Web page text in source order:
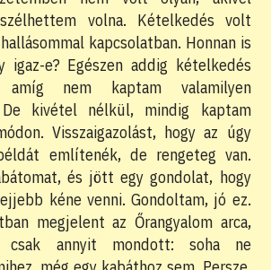
volna. Kételkedés volt
kapcsolatban. Honnan is
igaz-e? Egészen addig kételkedés
nem kaptam valamilyen
De kivétel nélkül, mindig kaptam
Visszaigazolást, hogy az úgy
említenék, de rengeteg van.
és jött egy gondolat, hogy
kéne venni. Gondoltam, jó ez.
megjelent az Őrangyalom arca,
csak annyit mondott: soha ne